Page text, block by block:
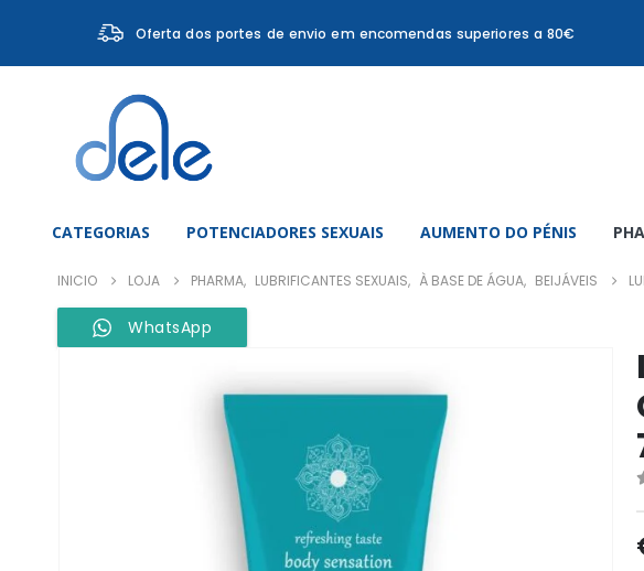
Oferta dos portes de envio em encomendas superiores a 80€
CATEGORIAS POTENCIADORES SEXUAIS AUMENTO DO PÉNIS
INICIO LOJA PHARMA, LUBRIFICANTES SEXUAIS, À BASE DE ÁGUA, BEIJÁVEIS
WhatsApp